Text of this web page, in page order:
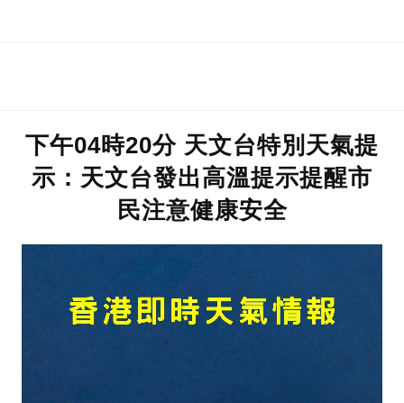
下午04時20分 天文台特別天氣提
示：天文台發出高溫提示提醒市
民注意健康安全